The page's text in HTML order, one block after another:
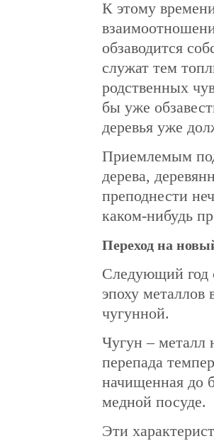
К этому
обзаводится
служат тем
родственных
бы уже
деревья уже
Приемлемым
дерева,
преподнести
каком-нибудь
Переход на
Следующий год
эпоху
чугунной.
Чугун – металл
перепада
начищенная до
медной посуде.
Эти